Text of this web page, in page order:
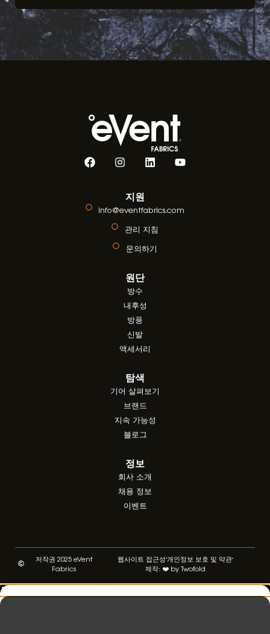
지원
info@eventfabrics.com
관리 지침
문의하기
원단
방수
내후성
방풍
신발
액세서리
탐색
기어 살펴보기
브랜드
지속 가능성
블로그
정보
회사 소개
채용 정보
이벤트
저작권 2025 eVent
Fabrics
웹사이트 접근성개인정보 보호 및 약관
제작: ❤️ by Twofold